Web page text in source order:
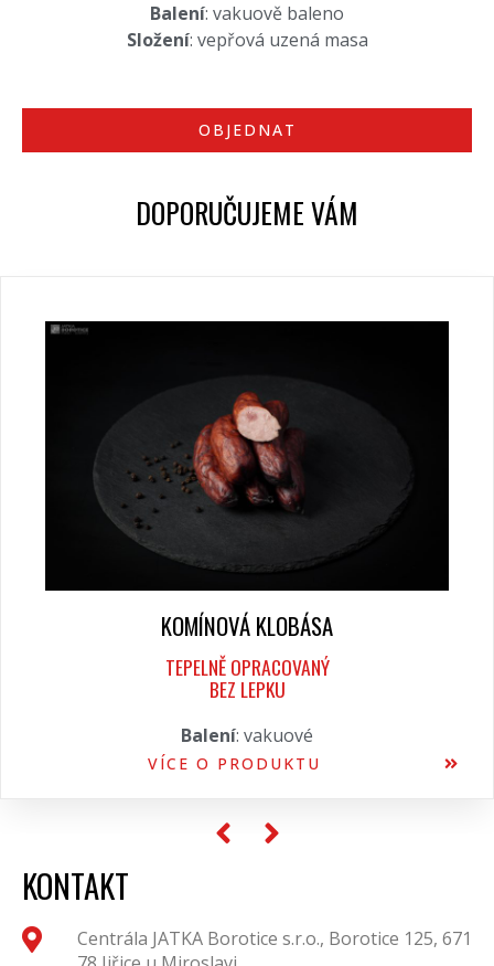
Balení: vakuově baleno
Složení: vepřová uzená masa
OBJEDNAT
DOPORUČUJEME VÁM
KOMÍNOVÁ KLOBÁSA
TEPELNĚ OPRACOVANÝ
BEZ LEPKU
Balení: vakuové
VÍCE O PRODUKTU
KONTAKT
Centrála JATKA Borotice s.r.o., Borotice 125, 671